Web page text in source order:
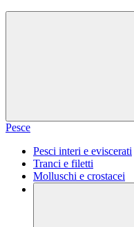
Pesce
Pesci interi e eviscerati
Tranci e filetti
Molluschi e crostacei